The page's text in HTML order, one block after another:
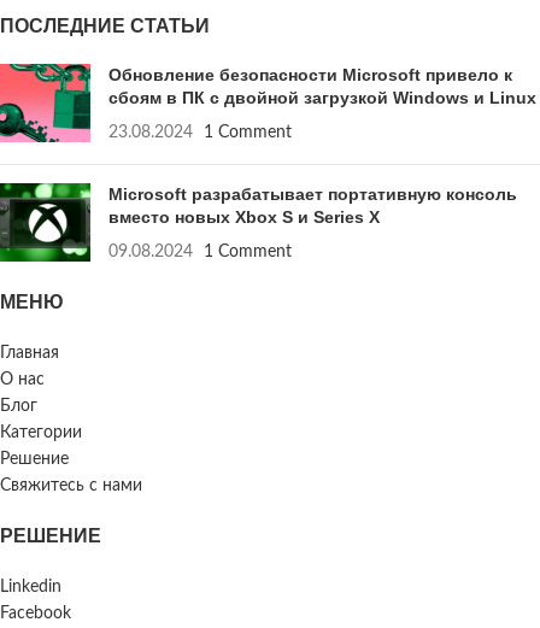
ПОСЛЕДНИЕ СТАТЬИ
Обновление безопасности Microsoft привело к
сбоям в ПК с двойной загрузкой Windows и Linux
23.08.2024 1 Comment
Microsoft разрабатывает портативную консоль
вместо новых Xbox S и Series X
09.08.2024 1 Comment
МЕНЮ
Главная
О нас
Блог
Категории
Решение
Свяжитесь с нами
РЕШЕНИЕ
Linkedin
Facebook